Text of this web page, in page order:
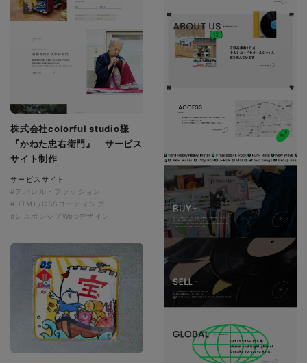
株式会社colorful studio様
『かねた忠右衛門』 サービス
サイト制作
サービスサイト
#アパレル・ファッション
#HTML/CSSコーディング
#レスポンシブWebデザイン